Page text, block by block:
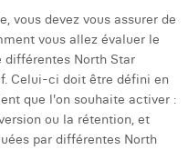
vous devez vous assurer de
vous allez évaluer le
différentes North Star
Celui-ci doit être défini en
que l'on souhaite activer :
ou la rétention, et
par différentes North